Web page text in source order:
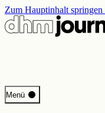
Zum Hauptinhalt springen
Menü
Start
Programm